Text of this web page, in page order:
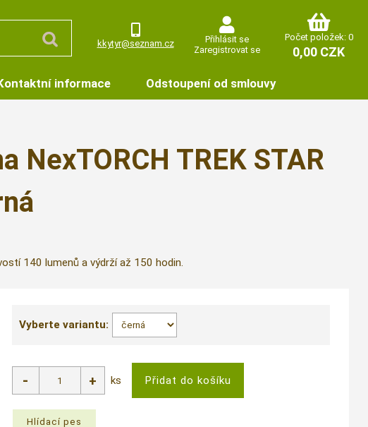
kkytyr@seznam.cz
Přihlásit se
Zaregistrovat se
Počet položek: 0
0,00 CZK
informace Odstoupení od smlouvy
TREK STAR
140 lumenů a výdrží až 150 hodin.
Vyberte variantu:
ks